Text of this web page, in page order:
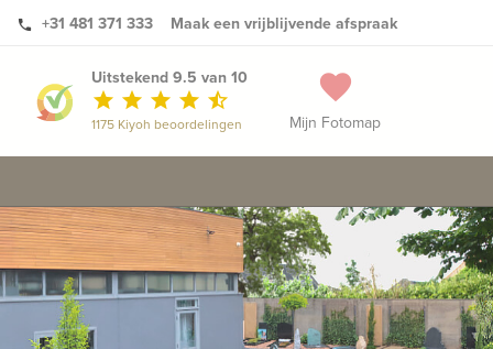
phone +31 481 371 333 Maak een vrijblijvende afspraak
favorite
Mijn Fotomap
Uitstekend 9.5 van 10
star star star star star_half
1175 Kiyoh beoordelingen